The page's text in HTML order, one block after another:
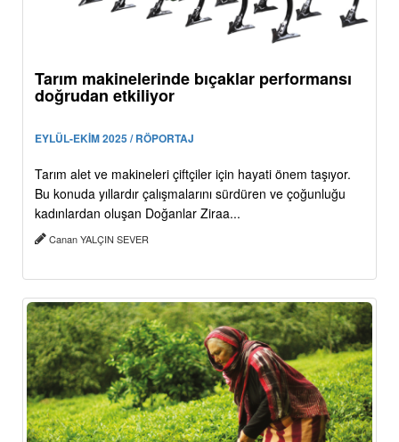
Tarım makinelerinde bıçaklar performansı
doğrudan etkiliyor
EYLÜL-EKİM 2025 / RÖPORTAJ
Tarım alet ve makineleri çiftçiler için hayati önem taşıyor.
Bu konuda yıllardır çalışmalarını sürdüren ve çoğunluğu
kadınlardan oluşan Doğanlar Ziraa...
Canan YALÇIN SEVER